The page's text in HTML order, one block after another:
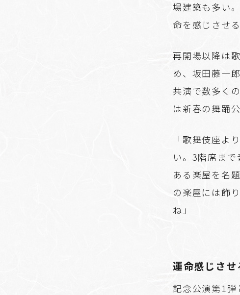
場建築も多い
命を感じさせ
再開場以降は
め、坂田藤十
共演で数多く
は新春の舞踊
「歌舞伎座よ
い。3階席ま
ある楽屋を名
の楽屋には飾
ね」
運命感じさ
記念公演第1